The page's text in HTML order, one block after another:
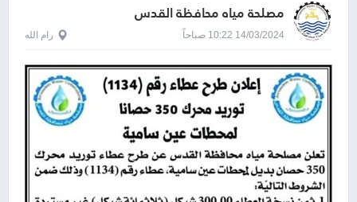
مصلحة مياه محافظة القدس
14/03/2024 10:22 صباحاً رام الله